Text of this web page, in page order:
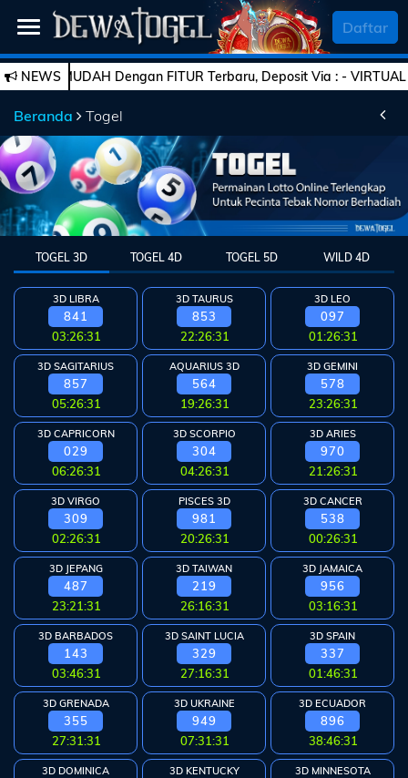
SELAMAT DATANG
Beranda
Daftar
Togel
Live
Casino
Slot
Games
Esports PROMO
Bola
Arcade
Deposit
History
Referral
Promosi
Hubungi
Kami
Download
©
Daftar
NEWSMUDAH Dengan FITUR Terbaru, Deposit Via : -
Beranda Togel
TOGEL 3D TOGEL 4D TOGEL 5D WILD 4D
3D LIBRA
841
03:26:30
3D TAURUS
853
22:26:30
3D LEO
097
01:26:30
3D SAGITARIUS
857
05:26:30
AQUARIUS 3D
564
19:26:30
3D GEMINI
578
23:26:30
3D CAPRICORN
029
06:26:30
3D SCORPIO
304
04:26:30
3D ARIES
970
21:26:30
3D VIRGO
309
02:26:30
PISCES 3D
981
20:26:30
3D CANCER
538
00:26:30
3D JEPANG
487
23:21:30
3D TAIWAN
219
26:16:30
3D JAMAICA
956
03:16:30
3D BARBADOS
143
03:46:30
3D SAINT LUCIA
329
27:16:30
3D SPAIN
337
01:46:30
3D GRENADA
355
27:31:30
3D UKRAINE
949
07:31:30
3D ECUADOR
896
38:46:30
3D DOMINICA 3D KENTUCKY 3D MINNESOTA